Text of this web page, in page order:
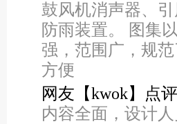
鼓风机消声器、
防雨装置。 图集
强，范围广，规
方便
网友【kwok】点评
内容全面，设计